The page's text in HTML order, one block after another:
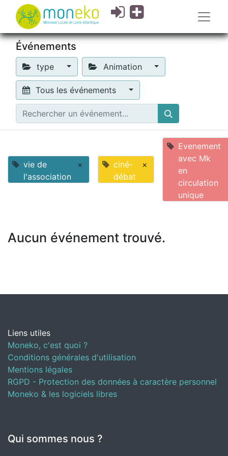
Événements
type Animation
Tous les événements
vie de
l'association
×
ciné-
débat
×
Evenement
avec Mk
en
circulation
unique
Aucun événement trouvé.
Liens utiles
Moneko, c'est quoi ?
Conditions générales d'utilisation
Mentions légales
RGPD - Protection des données à caractère personnel
Moneko & les logiciels libres
Qui sommes nous ?